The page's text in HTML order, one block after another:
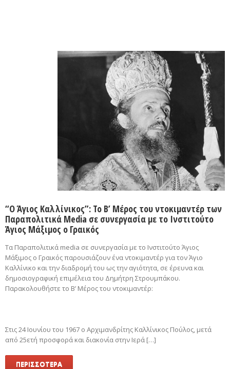
“Ο Άγιος Καλλίνικος”: Το Β’ Μέρος του ντοκιμαντέρ των
Παραπολιτικά Media σε συνεργασία με το Ινστιτούτο
Άγιος Μάξιμος ο Γραικός
Τα Παραπολιτικά media σε συνεργασία με το Ινστιτούτο Άγιος
Μάξιμος ο Γραικός παρουσιάζουν ένα ντοκιμαντέρ για τον Άγιο
Καλλίνικο και την διαδρομή του ως την αγιότητα, σε έρευνα και
δημοσιογραφική επιμέλεια του Δημήτρη Στρουμπάκου.
Παρακολουθήστε το Β’ Μέρος του ντοκιμαντέρ:
Στις 24 Ιουνίου του 1967 ο Αρχιμανδρίτης Καλλίνικος Πούλος, μετά
από 25ετή προσφορά και διακονία στην Ιερά […]
ΠΕΡΙΣΣΟΤΕΡΑ